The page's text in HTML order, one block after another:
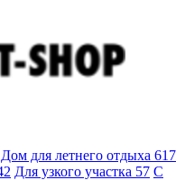
Дом для летнего отдыха 617
Для узкого участка 57 С